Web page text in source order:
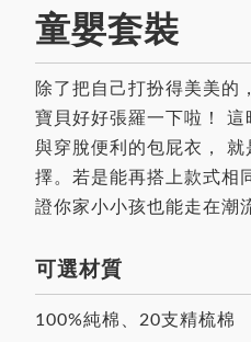
童嬰套裝
除了把自己打扮得美美的
寶貝好好張羅一下啦！
與穿脫便利的包屁衣，
擇。若是能再搭上款式相
證你家小小孩也能走在潮
可選材質
100%純棉、20支精梳棉